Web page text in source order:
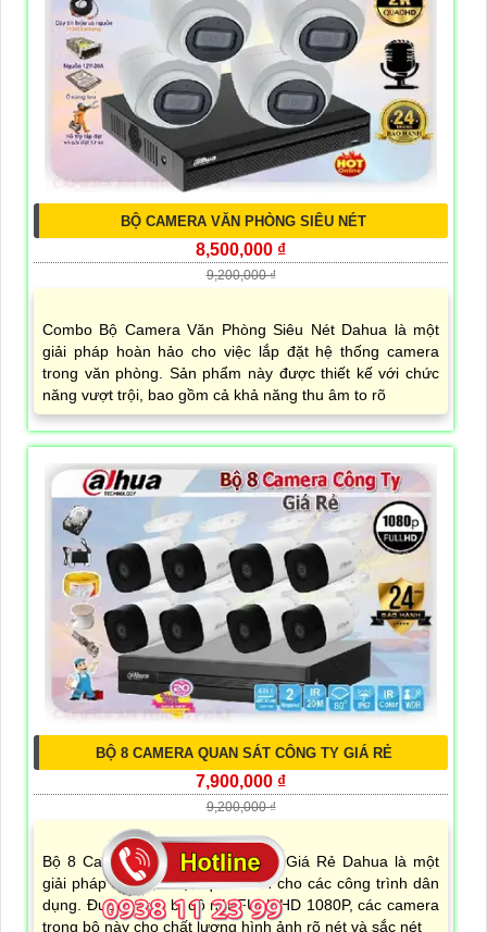
BỘ CAMERA VĂN PHÒNG SIÊU NÉT
8,500,000 ₫
9,200,000 ₫
Combo Bộ Camera Văn Phòng Siêu Nét Dahua là một
giải pháp hoàn hảo cho việc lắp đặt hệ thống camera
trong văn phòng. Sản phẩm này được thiết kế với chức
năng vượt trội, bao gồm cả khả năng thu âm to rõ
BỘ 8 CAMERA QUAN SÁT CÔNG TY GIÁ RẺ
7,900,000 ₫
9,200,000 ₫
Bộ 8 Camera Quan Sát Công Ty Giá Rẻ Dahua là một
giải pháp an ninh hiệu quả dành cho các công trình dân
dụng. Được trang bị độ nét FULL HD 1080P, các camera
trong bộ này cho chất lượng hình ảnh rõ nét và sắc nét